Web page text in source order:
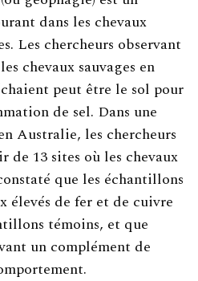
dans les chevaux
Les chercheurs observant
chevaux sauvages en
peut être le sol pour
de sel. Dans une
Australie, les chercheurs
de 13 sites où les chevaux
que les échantillons
élevés de fer et de cuivre
témoins, et que
un complément de